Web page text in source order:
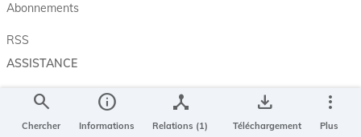
search
Chercher
info
Informations
device_hub
Relations (1)
save_alt
Téléchargement
more_vert
Plus
Abonnements
RSS
ASSISTANCE
Aide et à propos
Projet Casemates